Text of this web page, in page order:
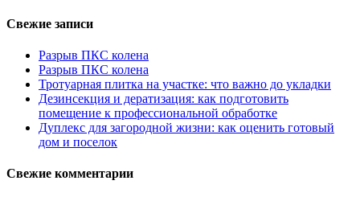
Свежие записи
Разрыв ПКС колена
Разрыв ПКС колена
Тротуарная плитка на участке: что важно до укладки
Дезинсекция и дератизация: как подготовить
помещение к профессиональной обработке
Дуплекс для загородной жизни: как оценить готовый
дом и поселок
Свежие комментарии